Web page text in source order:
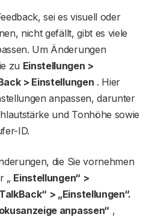
sei es visuell oder
nicht gefällt, gibt es viele
Um Änderungen
zu Einstellungen >
> Einstellungen . Hier
anpassen, darunter
und Tonhöhe sowie
ID.
die Sie vornehmen
„ Einstellungen“ >
> „Einstellungen“.
anpassen“ ,